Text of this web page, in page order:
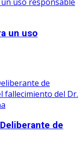
un uso
de